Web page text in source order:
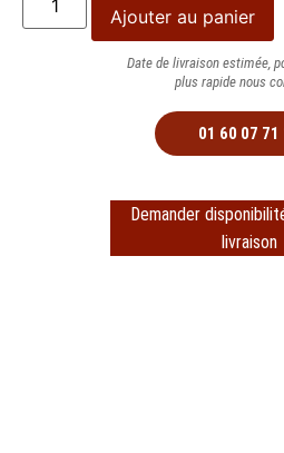
Ajouter au panier
Date de livraison estimée,
plus rapide nous
01 60 07 71
Demander
livraison